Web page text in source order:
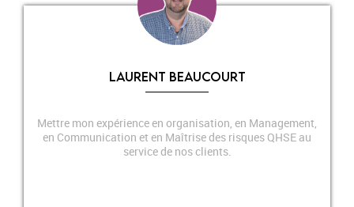
formation qhse valenciennes
formation qhse dunkerque
audit qhse villeneuve d'ascq
conseil qhse boulogne sur mer
LAURENT BEAUCOURT
Mettre mon expérience en organisation, en Management,
en Communication et en Maîtrise des risques QHSE au
service de nos clients.